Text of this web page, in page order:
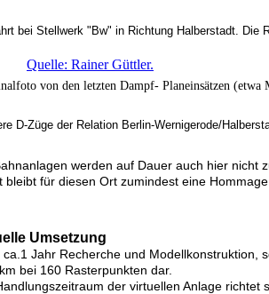
bei Stellwerk "Bw" in Richtung Halberstadt. Die
Quelle: Rainer Güttler.
von den letzten Dampf- Planeinsätzen (etwa
D-Züge der Relation Berlin-Wernigerode/
werden auf Dauer auch hier nicht
bleibt für diesen Ort zumindest eine
Umsetzung
ca.1 Jahr Recherche und Modellkonstruktion,
bei 160 Rasterpunkten dar.
der virtuellen Anlage richtet